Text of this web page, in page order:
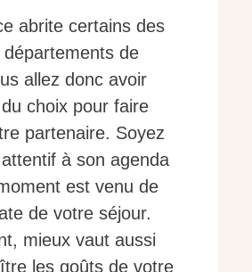
abrite certains des
départements de
allez donc avoir
du choix pour faire
partenaire. Soyez
à son agenda
est venu de
de votre séjour.
mieux vaut aussi
les goûts de votre